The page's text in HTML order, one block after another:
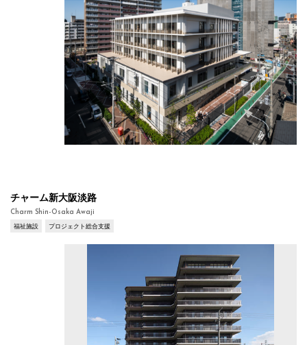
チャーム新大阪淡路
Charm Shin-Osaka Awaji
福祉施設
プロジェクト総合支援